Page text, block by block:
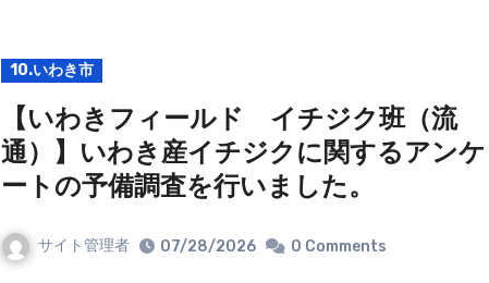
10.いわき市
【いわきフィールド イチジク班（流
通）】いわき産イチジクに関するアンケ
ートの予備調査を行いました。
サイト管理者 07/28/2026 0 Comments